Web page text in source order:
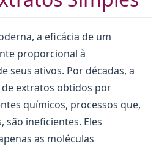
a eficácia de um
proporcional à
seus ativos. Por décadas, a
extratos obtidos por
químicos, processos que,
são ineficientes. Eles
as moléculas